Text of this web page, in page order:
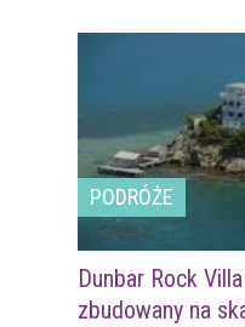
PODRÓŻE
Dunbar Rock
zbudowany na